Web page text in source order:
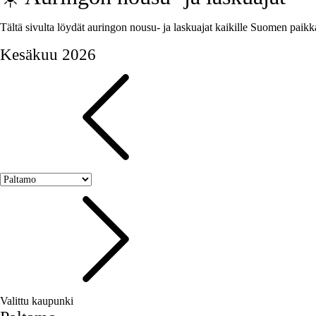
Tältä sivulta löydät auringon nousu- ja laskuajat kaikille Suomen
Kesäkuu 2026
Valittu kaupunki